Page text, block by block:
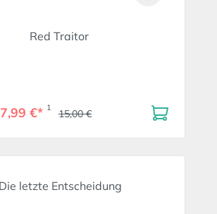
Red Traitor
7,99 €* 1 15,00 €